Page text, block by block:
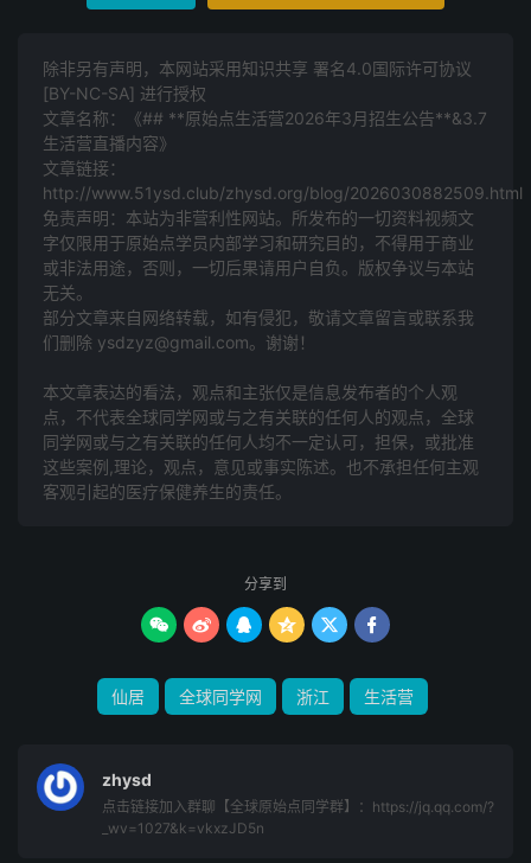
## 🌿 **原始点生活营2026年3月招生公告**
---
### 🎉 **好消息！好消息！**
法界师父和他的师父、师公要一起来了！过几天到达生
活营，为学员们带来殊胜的指导。
---
#### **1. 法界师父 - 生活营生活顾问指导** 🙏
- 71岁高龄，手法精湛，心灵开导
- 慈悲谦卑，为学员树立修行典范
- 愿意让学员在他身上练习，消耗自己的热能
#### **2. 阿军 - 志工队长** 💪
除非另有声明，本网站采用知识共享 署名4.0国际许可协议
[BY-NC-SA] 进行授权
文章名称：《## **原始点生活营2026年3月招生公告**&3.7
生活营直播内容》
文章链接：
http://www.51ysd.club/zhysd.org/blog/2026030882509.html
免责声明：本站为非营利性网站。所发布的一切资料视频文
字仅限用于原始点学员内部学习和研究目的，不得用于商业
或非法用途，否则，一切后果请用户自负。版权争议与本站
无关。
部分文章来自网络转载，如有侵犯，敬请文章留言或联系我
们删除 ysdzyz@gmail.com。谢谢！
本文章表达的看法，观点和主张仅是信息发布者的个人观
点，不代表全球同学网或与之有关联的任何人的观点，全球
同学网或与之有关联的任何人均不一定认可，担保，或批准
这些案例,理论，观点，意见或事实陈述。也不承担任何主观
客观引起的医疗保健养生的责任。
分享到
     
仙居 全球同学网 浙江 生活营
zhysd
点击链接加入群聊【全球原始点同学群】：https://jq.qq.com/?
_wv=1027&k=vkxzJD5n